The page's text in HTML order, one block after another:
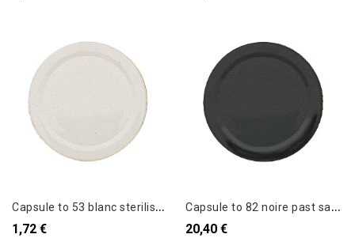
C
apsule to 53 blanc sterilisable le sachet de 10
1,72 €
C
apsule to 82 noire past sans flip le sachet de 100
20,40 €